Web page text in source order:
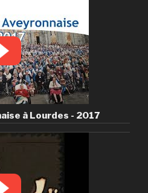
à Lourdes - 2017